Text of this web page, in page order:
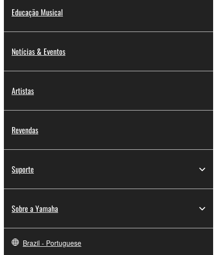
Educação Musical
Notícias & Eventos
Artistas
Revendas
Suporte
Sobre a Yamaha
Brazil - Portuguese